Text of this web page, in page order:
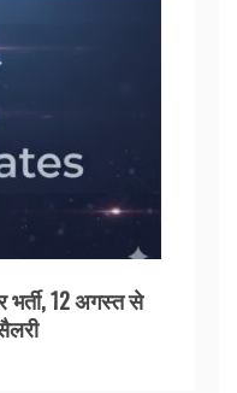
भर्ती, 12 अगस्त से